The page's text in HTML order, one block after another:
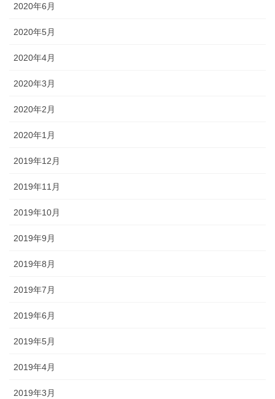
2020年6月
2020年5月
2020年4月
2020年3月
2020年2月
2020年1月
2019年12月
2019年11月
2019年10月
2019年9月
2019年8月
2019年7月
2019年6月
2019年5月
2019年4月
2019年3月